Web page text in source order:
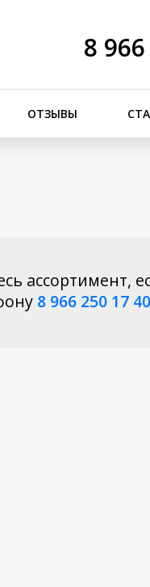
8
ОТЗЫВЫ
ассортимент,
8 966 250 17 40